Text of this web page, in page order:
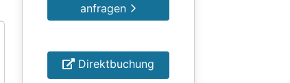
anfragen
Direktbuchung